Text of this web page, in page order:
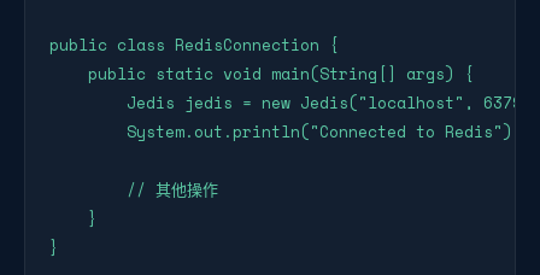
public class RedisConnection {
    public static void main(String[] args) {
        Jedis jedis = new Jedis("localhost", 6379);
        System.out.println("Connected to Redis");
        // 其他操作
    }
}